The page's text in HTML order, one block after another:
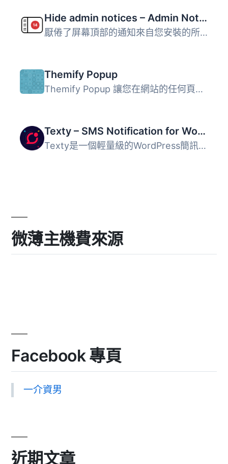
Hide admin notices – Admin Notification Center
厭倦了屏幕頂部的通知來自您安裝的所有 WordPress 外掛？ 以...
Themify Popup
Themify Popup 讓您在網站的任何頁面上顯示美觀且響應式的彈...
Texty – SMS Notification for WordPress, WooCommerce, Dokan and more
Texty是一個輕量級的WordPress簡訊通知外掛程式。 隨著您收...
微薄主機費來源
Facebook 專頁
一介資男
近期文章